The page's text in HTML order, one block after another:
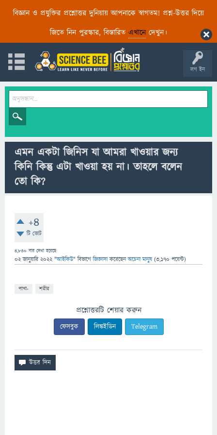
বিজ্ঞান ও প্রযুক্তির প্রশ্নোত্তর দুনিয়ায় আপনাকে স্বাগতম! প্রশ্ন-উত্তর দিয়ে
জিতে নিন পুরস্কার, বিস্তারিত এখানেদেখুন।
লগ ইন
এমন একটা জিনিস যা আমরা খাওয়ার জন্য
কিনি কিন্তু এটা খাওয়া হয় না। তাহলে বলেন
তো কি?
+4
টি ভোট
4,830 বার দেখা হয়েছে
02 জানুয়ারি 2022 "আইকিউ" বিভাগে জিজ্ঞাসাকরেছেনঅচেনা মানুষ (3,170 পয়েন্ট)
পাখা- শরীর
প্রশ্নোত্তরটি শেয়ার করুন
ফেসবুক লিঙ্কইডিন Telegram